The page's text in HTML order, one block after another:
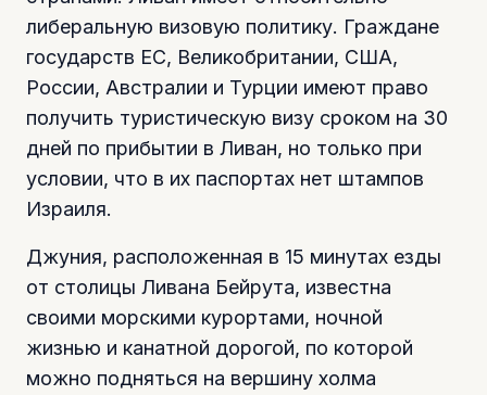
либеральную визовую политику. Граждане
государств ЕС, Великобритании, США,
России, Австралии и Турции имеют право
получить туристическую визу сроком на 30
дней по прибытии в Ливан, но только при
условии, что в их паспортах нет штампов
Израиля.
Джуния, расположенная в 15 минутах езды
от столицы Ливана Бейрута, известна
своими морскими курортами, ночной
жизнью и канатной дорогой, по которой
можно подняться на вершину холма